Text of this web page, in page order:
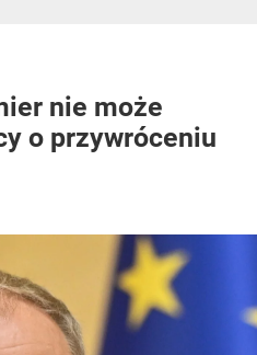
nie może
o przywróceniu